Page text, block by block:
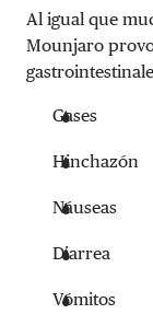
Al igual que
Mounjaro
Gases
Hinchazón
Náuseas
Diarrea
Vómitos